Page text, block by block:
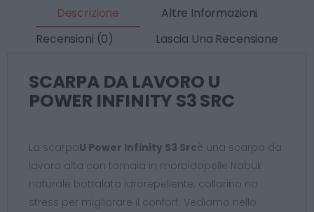
Descrizione
Altre Informazioni
Recensioni (0)
Lascia Una Recensione
SCARPA DA LAVORO U
POWER INFINITY S3 SRC
La scarpaU Power Infinity S3 Srcè una scarpa da
lavoro alta con tomaia in morbidapelle Nabuk
naturale bottalato idrorepellente; collarino no
stress per migliorare il confort. Vediamo nello